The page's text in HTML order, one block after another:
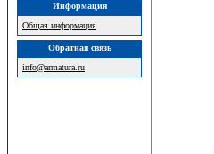
Информация
Общая информация
Обратная связь
info@armatura.ru